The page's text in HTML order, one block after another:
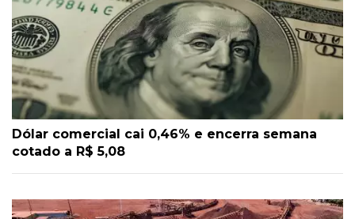
Dólar comercial cai 0,46% e encerra semana
cotado a R$ 5,08